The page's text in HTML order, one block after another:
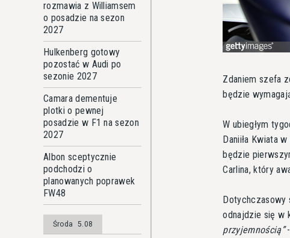
rozmawia z Williamsem
o posadzie na sezon
2027
Hulkenberg gotowy
pozostać w Audi po
sezonie 2027
Camara dementuje
plotki o pewnej
posadzie w F1 na sezon
2027
Albon sceptycznie
podchodzi o
planowanych poprawek
FW48
Środa 5.08
Zdaniem szefa
będzie
W ubiegłym
Daniiła Kwiata
będzie
Carlina, który
Dotychczasowy
odnajdzie się w
przyjemnością -